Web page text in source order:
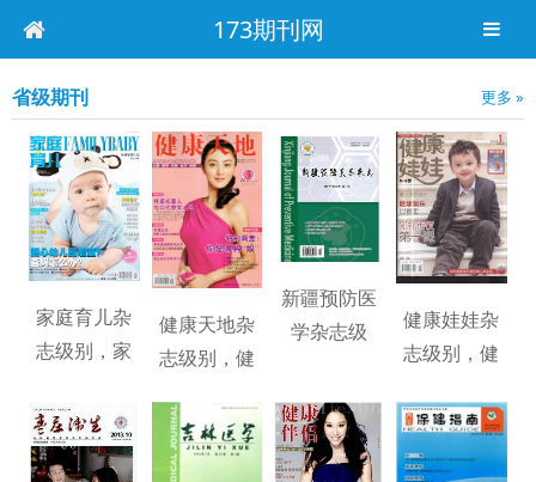
173期刊网
省级期刊 更多 »
家庭育儿杂
志级别，家
发表
健康天地杂
志级别，健
新疆预防医
学杂志级
防医学杂志
快速
健康娃娃杂
志级别，健
发表